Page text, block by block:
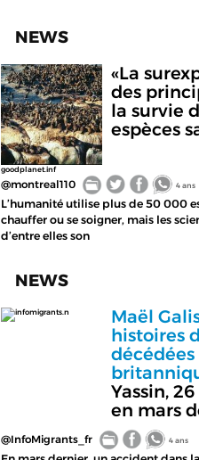
NEWS
goodplanet.inf
«La
des
la survie
espèces
@montreal110 4 ans
L’humanité utilise plus de 50 000
chauffer ou se soigner, mais les
d’entre elles son
NEWS
infomigrants.n
Maël
histoires
Yassin,
en mars
@InfoMigrants_fr 4 ans